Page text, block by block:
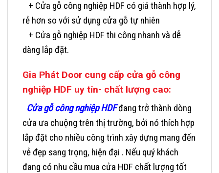
+ Cửa gỗ công nghiệp HDF có giá thành hợp lý,
rẻ hơn so với sử dụng cửa gỗ tự nhiên
+ Cửa gỗ nghiệp HDF thi công nhanh và dễ
dàng lắp đặt.
Gia Phát Door cung cấp cửa gỗ công
nghiệp HDF uy tín- chất lượng cao:
Cửa gỗ công nghiệp HDFđang trở thành dòng
cửa ưa chuộng trên thị trường, bởi nó thích hợp
lắp đặt cho nhiều công trình xây dựng mang đến
vẻ đẹp sang trọng, hiện đại . Nếu quý khách
đang có nhu cầu mua cửa HDF chất lượng tốt